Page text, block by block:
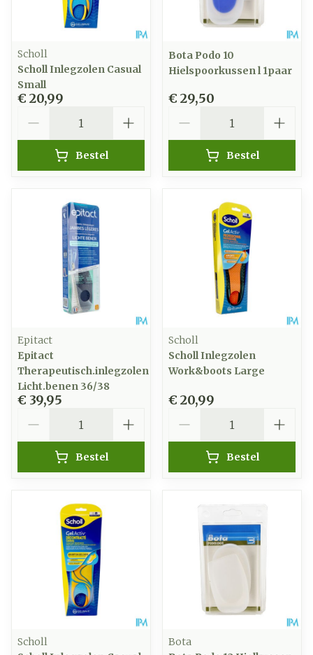
Scholl
Scholl Inlegzolen Casual
Small
€ 20,99
Bestel
Bota Podo 10
Hielspoorkussen l 1paar
€ 29,50
Bestel
Epitact
Epitact
Therapeutisch.inlegzolen
Licht.benen 36/38
€ 39,95
Bestel
Scholl
Scholl Inlegzolen
Work&boots Large
€ 20,99
Bestel
Scholl
Bota